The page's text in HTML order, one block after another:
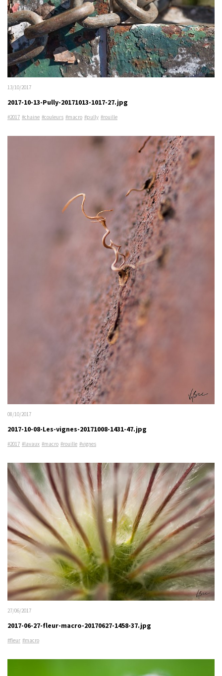
13/10/2017
2017-10-13-Pully-20171013-1017-27.jpg
#2017 #chaine #couleurs #macro #pully #rouille
08/10/2017
2017-10-08-Les-vignes-20171008-1431-47.jpg
#2017 #lavaux #macro #rouille #vignes
27/06/2017
2017-06-27-fleur-macro-20170627-1458-37.jpg
#fleur #macro